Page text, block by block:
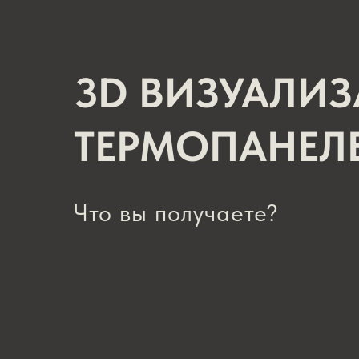
3D
Что вы получаете?